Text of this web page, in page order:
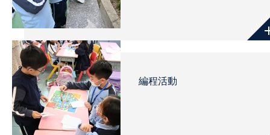
編程活動